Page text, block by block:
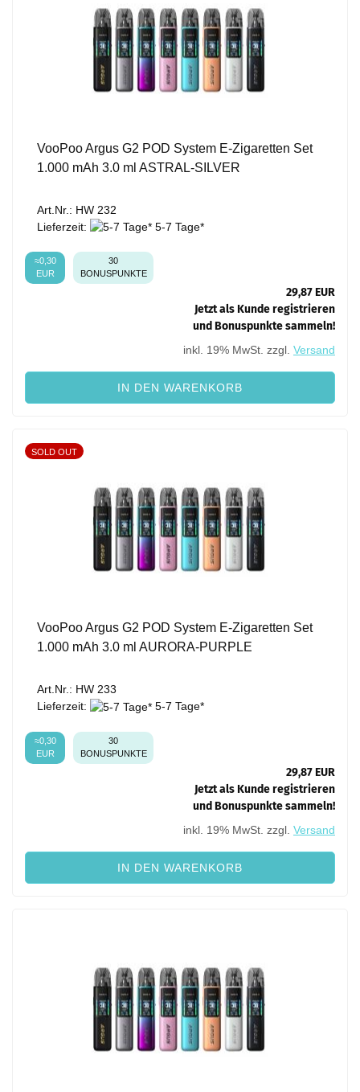
VooPoo Argus G2 POD System E-Zigaretten Set
1.000 mAh 3.0 ml ASTRAL-SILVER
Art.Nr.: HW 232
Lieferzeit:
5-7 Tage*
30
BONUSPUNKTE
≈0,30
EUR
29,87 EUR
Jetzt als Kunde registrieren
und Bonuspunkte sammeln!
inkl. 19% MwSt. zzgl. Versand
IN DEN WARENKORB
SOLD OUT
VooPoo Argus G2 POD System E-Zigaretten Set
1.000 mAh 3.0 ml AURORA-PURPLE
Art.Nr.: HW 233
Lieferzeit:
5-7 Tage*
30
BONUSPUNKTE
≈0,30
EUR
29,87 EUR
Jetzt als Kunde registrieren
und Bonuspunkte sammeln!
inkl. 19% MwSt. zzgl. Versand
IN DEN WARENKORB